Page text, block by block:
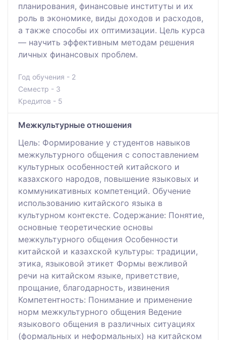
планирования, финансовые институты и их
роль в экономике, виды доходов и расходов,
а также способы их оптимизации. Цель курса
— научить эффективным методам решения
личных финансовых проблем.
Год обучения - 2
Семестр - 3
Кредитов - 5
Межкультурные отношения
Цель: Формирование у студентов навыков
межкультурного общения с сопоставлением
культурных особенностей китайского и
казахского народов, повышение языковых и
коммуникативных компетенций. Обучение
использованию китайского языка в
культурном контексте. Содержание: Понятие,
основные теоретические основы
межкультурного общения Особенности
китайской и казахской культуры: традиции,
этика, языковой этикет Формы вежливой
речи на китайском языке, приветствие,
прощание, благодарность, извинения
Компетентность: Понимание и применение
норм межкультурного общения Ведение
языкового общения в различных ситуациях
(формальных и неформальных) на китайском